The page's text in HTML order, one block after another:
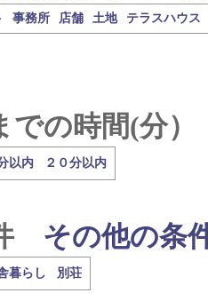
事務所 店舗 土地 テラスハウス
の時間(分）
以内 ２０分以内
その他の条
暮らし 別荘